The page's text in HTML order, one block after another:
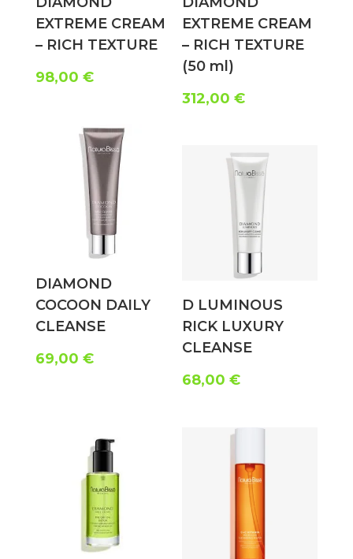
EXTREME CREAM
– RICH TEXTURE
98,00 €
EXTREME CREAM
– RICH TEXTURE
(50 ml)
312,00€
DIAMOND
COCOON DAILY
CLEANSE
69,00 €
D LUMINOUS
RICK LUXURY
CLEANSE
68,00€